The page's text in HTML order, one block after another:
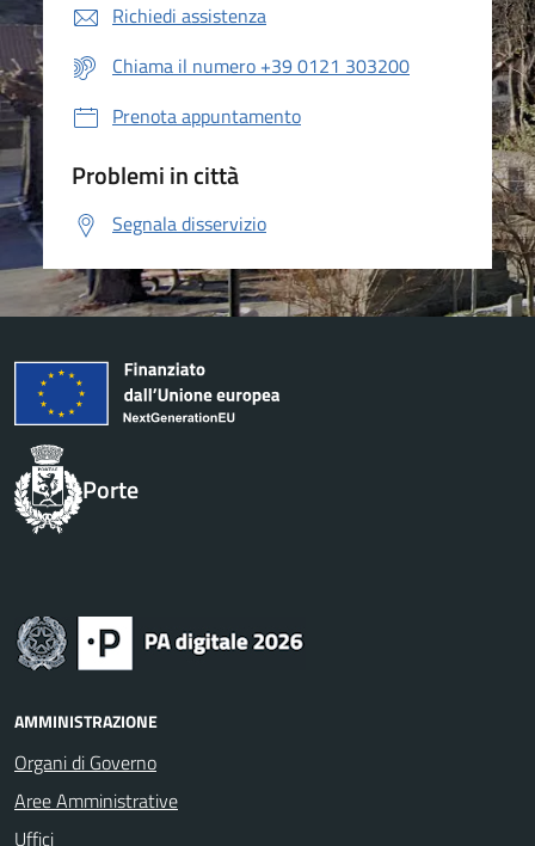
Richiedi assistenza
Chiama il numero +39 0121 303200
Prenota appuntamento
Problemi in città
Segnala disservizio
Porte
AMMINISTRAZIONE
Organi di Governo
Aree Amministrative
Uffici